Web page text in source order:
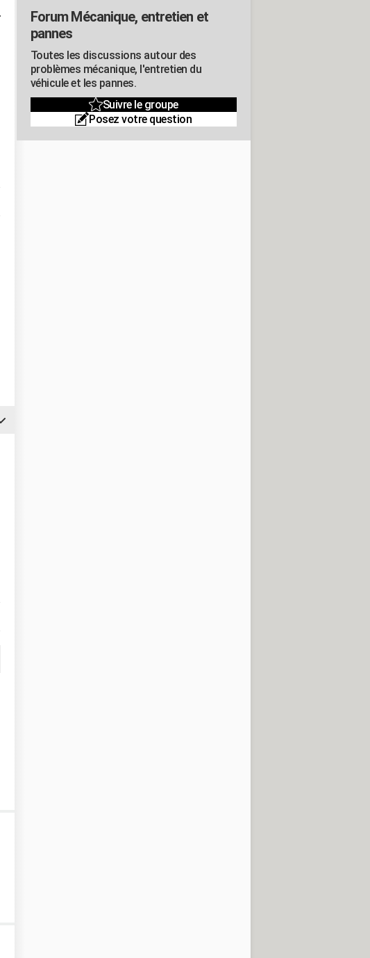
Forum Mécanique, entretien et
pannes
Toutes les discussions autour des
problèmes mécanique, l'entretien du
véhicule et les pannes.
Suivre le groupe
Posez votre question